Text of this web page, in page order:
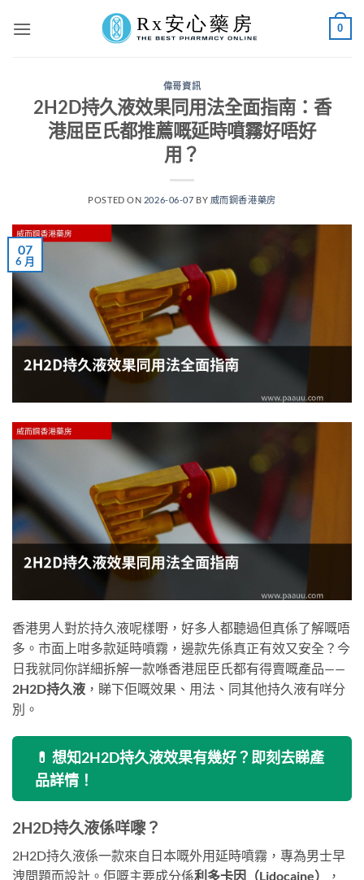
0
偉哥資訊
2H2D持久液效果同用法全面指南：香
港屈臣氏都推薦嘅延時噴霧好唔好
用？
POSTED ON 2026-06-07 BY 威而鋼香港藥房
07
6 月
香港男人對於持久液呢樣嘢，好多人都聽過但真係了解嘅唔
多。市面上咁多款延時噴霧，邊款先係真正有效又安全？今
日我就同你詳細拆解一款喺香港屈臣氏都有得賣嘅產品——
2H2D持久液 ，睇下佢嘅效果、用法、同其他持久液有咩分
別。
💊 想知2H2D持久液效果有幾好？即刻去睇產
品詳情！
2H2D持久液係咩嚟？
2H2D持久液係一款來自日本嘅外用延時噴霧，專為男士早
洩問題而設計。佢嘅主要成分係利多卡因（Lidocaine）
，